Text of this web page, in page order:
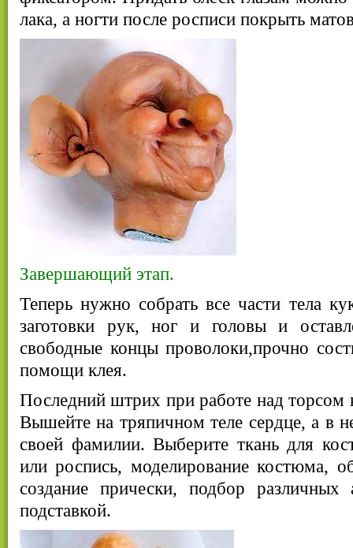
лака, а ногти после росписи покрыть
Завершающий этап.
Теперь нужно собрать все части тела
заготовки рук, ног и головы и
свободные концы проволоки,прочно
помощи клея.
Последний штрих при работе над
Вышейте на тряпичном теле сердце, а в
своей фамилии. Выберите ткань для
или роспись, моделирование костюма,
создание прически, подбор различных
подставкой.